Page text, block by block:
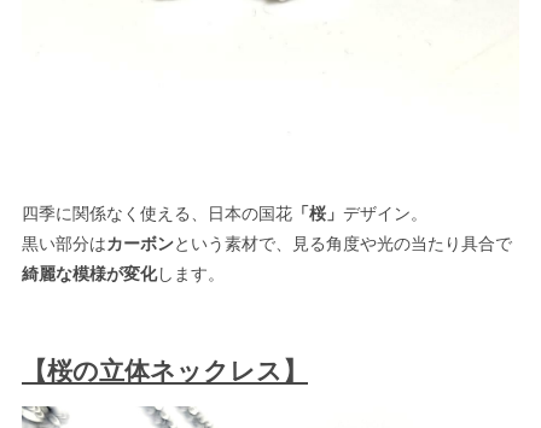
四季に関係なく使える、日本の国花 「桜」 デザイン。
黒い部分はカーボンという素材で、見る角度や光の当たり具合で
綺麗な模様が変化します。
【桜の立体ネックレス】